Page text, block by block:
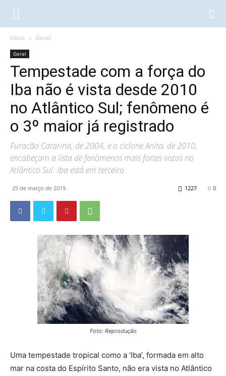
Início Geral
Geral
Tempestade com a força do
Iba não é vista desde 2010
no Atlântico Sul; fenômeno é
o 3º maior já registrado
Furacão Catarina, de 2004, e o ciclone Anita, de 2010,
encabeçam a lista de fenômenos mais fortes vistos no
Atlântico Sul. Iba está em terceiro
25 de março de 2019 0
1227
Foto: Reprodução
Uma tempestade tropical como a ‘Iba’, formada em alto
mar na costa do Espírito Santo, não era vista no Atlântico